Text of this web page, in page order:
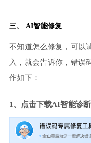
三、 AI智能修复
不知道怎么修复，可以
入，就会告诉你，错误
作如下：
1、点击下载AI智能诊断